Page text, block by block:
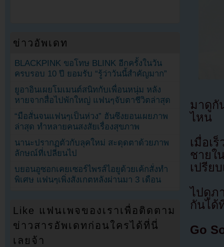
มาดูกั
ไหน
เมื่อเ
ชายใ
เปรีย
ไปดูภ
กันได้
Go
ข่าวอัพเดท
BLACKPINK ขอโทษ BLINK อีกครั้งในวัน
ครบรอบ 10 ปี ยอมรับ “รู้ว่าวันนี้สำคัญมาก”
ยูอาอินเผยโมเมนต์สนิทกับเพื่อนหนุ่ม หลัง
หายจากสื่อไปพักใหญ่ แฟนๆจับตาชีวิตล่าสุด
“มือสั่นจนแฟนๆเป็นห่วง” ฮันซึงยอนเผยภาพ
ล่าสุด ทำหลายคนสงสัยเรื่องสุขภาพ
นานะปรากฏตัวกับลุคใหม่ สะดุดตาด้วยภาพ
ลักษณ์ที่เปลี่ยนไป
บยอนอูซอกเคยเซอร์ไพรส์ไอยูด้วยเค้กสั่งทำ
พิเศษ แฟนๆเพิ่งสังเกตหลังผ่านมา 3 เดือน
Like แฟนเพจของเราเพื่อติดตาม
ข่าวสารอัพเดทก่อนใครได้ที่นี่
เลยจ้า